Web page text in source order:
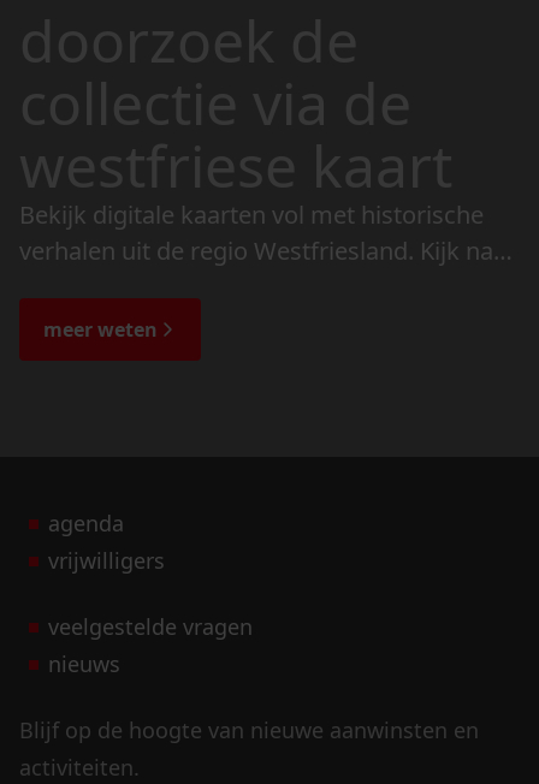
doorzoek de
collectie via de
westfriese kaart
Bekijk digitale kaarten vol met historische
verhalen uit de regio Westfriesland. Kijk naar
de bijzondere verhalen.
meer weten
agenda
vrijwilligers
veelgestelde vragen
nieuws
Blijf op de hoogte van nieuwe aanwinsten en
activiteiten.